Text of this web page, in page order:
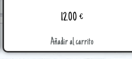
12.00 €
Añadir al carrito